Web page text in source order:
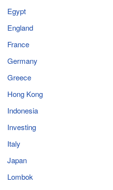
Egypt
England
France
Germany
Greece
Hong Kong
Indonesia
Investing
Italy
Japan
Lombok